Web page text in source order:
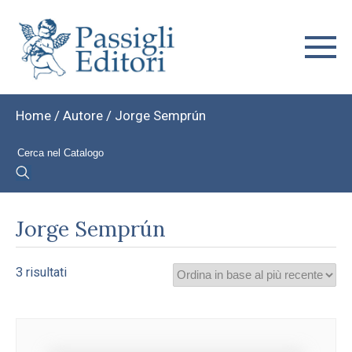
Home / Autore / Jorge Semprún
Jorge Semprún
3 risultatiOrdina